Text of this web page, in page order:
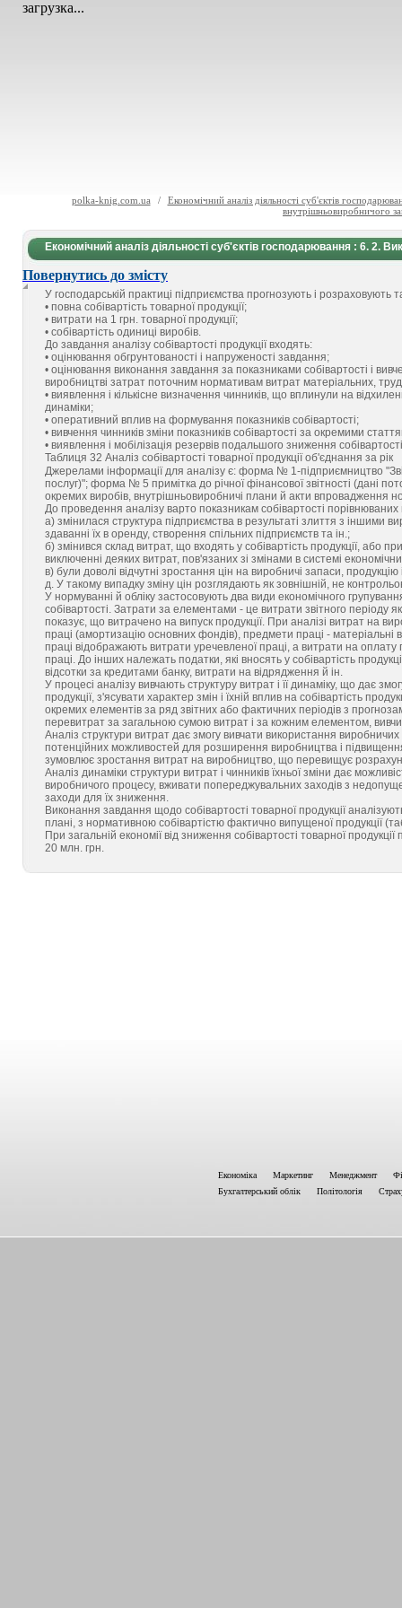
загрузка...
polka-knig.com.ua /
Економічний аналіз діяльності суб'єктів
внутрішньовиробничого
Економічний аналіз діяльності суб'єктів господарювання : 6. 2.
Повернутись до змісту
У господарській практиці підприємства прогнозують і розраховують
• повна собівартість товарної продукції;
• витрати на 1 грн. товарної продукції;
• собівартість одиниці виробів.
До завдання аналізу собівартості продукції входять:
• оцінювання обгрунтованості і напруженості завдання;
• оцінювання виконання завдання за показниками собівартості і
виробництві затрат поточним нормативам витрат матеріальних,
• виявлення і кількісне визначення чинників, що вплинули на
динаміки;
• оперативний вплив на формування показників собівартості;
• вивчення чинників зміни показників собівартості за окремими
• виявлення і мобілізація резервів подальшого зниження
Таблиця 32 Аналіз собівартості товарної продукції об'єднання за рік
Джерелами інформації для аналізу є: форма № 1-підприємництво
послуг)"; форма № 5 примітка до річної фінансової звітності (дані
окремих виробів, внутрішньовиробничі плани й акти впровадження
До проведення аналізу варто показникам собівартості
а) змінилася структура підприємства в результаті злиття з іншими
здаванні їх в оренду, створення спільних підприємств та ін.;
б) змінився склад витрат, що входять у собівартість продукції, або
виключенні деяких витрат, пов'язаних зі змінами в системі
в) були доволі відчутні зростання цін на виробничі запаси,
д. У такому випадку зміну цін розглядають як зовнішній, не
У нормуванні й обліку застосовують два види економічного
собівартості. Затрати за елементами - це витрати звітного періоду
показує, що витрачено на випуск продукції. При аналізі витрат на
праці (амортизацію основних фондів), предмети праці -
праці відображають витрати уречевленої праці, а витрати на
праці. До інших належать податки, які вносять у собівартість
відсотки за кредитами банку, витрати на відрядження й ін.
У процесі аналізу вивчають структуру витрат і її динаміку, що дає
продукції, з'ясувати характер змін і їхній вплив на собівартість
окремих елементів за ряд звітних або фактичних періодів з
перевитрат за загальною сумою витрат і за кожним елементом,
Аналіз структури витрат дає змогу вивчати використання
потенційних можливостей для розширення виробництва і
зумовлює зростання витрат на виробництво, що перевищує
Аналіз динаміки структури витрат і чинників їхньої зміни дає
виробничого процесу, вживати попереджувальних заходів з
заходи для їх зниження.
Виконання завдання щодо собівартості товарної продукції
плані, з нормативною собівартістю фактично випущеної продукції
При загальній економії від зниження собівартості товарної
20 млн. грн.
Економіка Маркетинг Менеджмент
Бухгалтерський облік
Політологія